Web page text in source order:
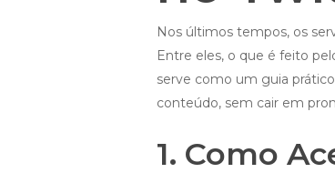
Nos últimos tempos, os
Entre eles, o que é feito
serve como um guia
conteúdo, sem cair em
1. Como